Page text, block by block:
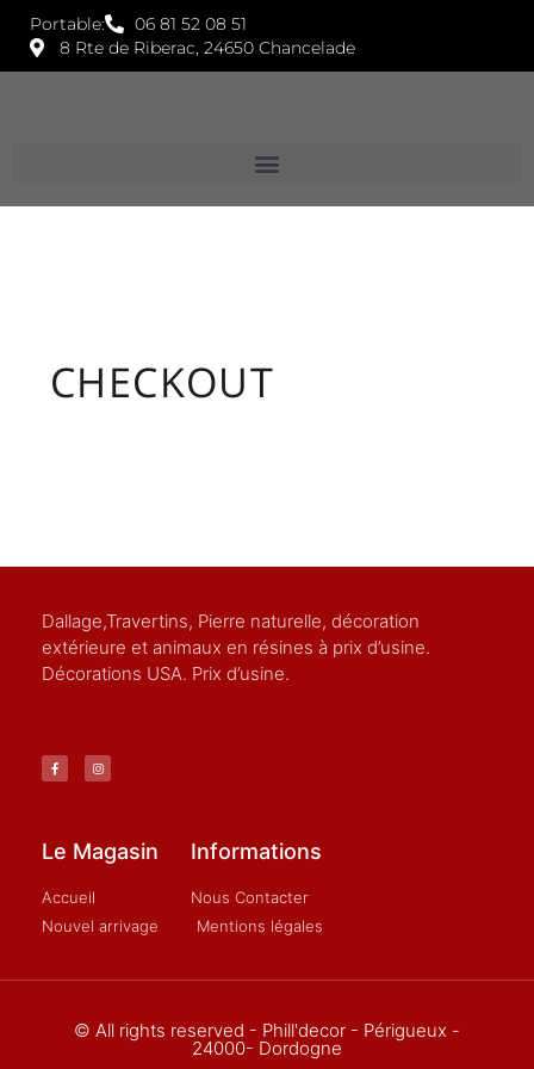
Portable:
06 81 52 08 51
8 Rte de Riberac, 24650 Chancelade
CHECKOUT
Dallage,Travertins, Pierre naturelle, décoration
extérieure et animaux en résines à prix d’usine.
Décorations USA. Prix d’usine.
Le Magasin
Accueil
Nouvel arrivage
Informations
Nous Contacter
Mentions légales
© All rights reserved - Phill'decor - Périgueux -
24000- Dordogne